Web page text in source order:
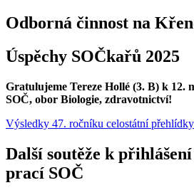
Odborná činnost na
Úspěchy SOČkařů 2025
Gratulujeme Tereze Hollé (3. B) k 12.
SOČ, obor Biologie, zdravotnictví!
Výsledky 47. ročníku celostátní
Další soutěže k
prací SOČ